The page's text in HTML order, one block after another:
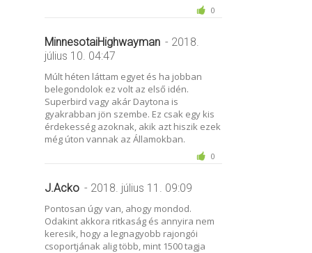
0
MinnesotaiHighwayman - 2018.
július 10. 04:47
Múlt héten láttam egyet és ha jobban
belegondolok ez volt az első idén.
Superbird vagy akár Daytona is
gyakrabban jön szembe. Ez csak egy kis
érdekesség azoknak, akik azt hiszik ezek
még úton vannak az Államokban.
0
J.Acko - 2018. július 11. 09:09
Pontosan úgy van, ahogy mondod.
Odakint akkora ritkaság és annyira nem
keresik, hogy a legnagyobb rajongói
csoportjának alig több, mint 1500 tagja